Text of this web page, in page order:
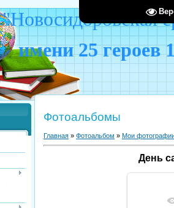
имени 25 героев
Фотоальбомы
Главная » Фотоальбом » Мои
День
В